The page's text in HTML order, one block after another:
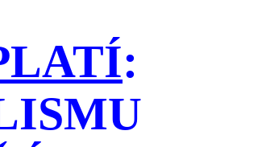
: